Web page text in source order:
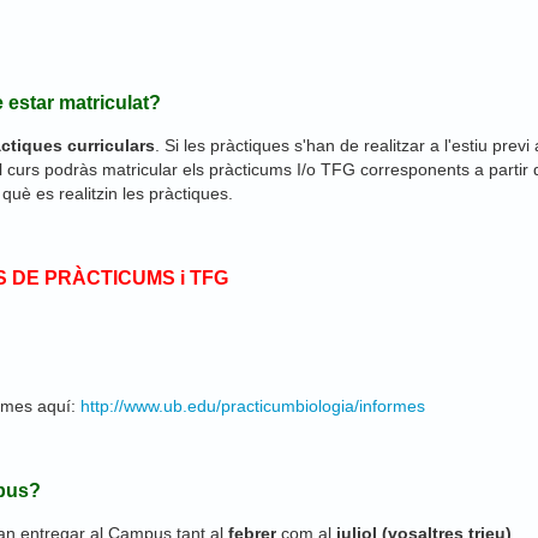
estar matriculat?
curriculars . Si les pràctiques s'han de realitzar a l'estiu
podràs matricular els pràcticums I/o TFG corresponents a
es realitzin les pràctiques.
DE PRÀCTICUMS i TFG
aquí: http://www.ub.edu/practicumbiologia/informes
entregar al Campus tant al febrer com al juliol (vosaltres trieu)